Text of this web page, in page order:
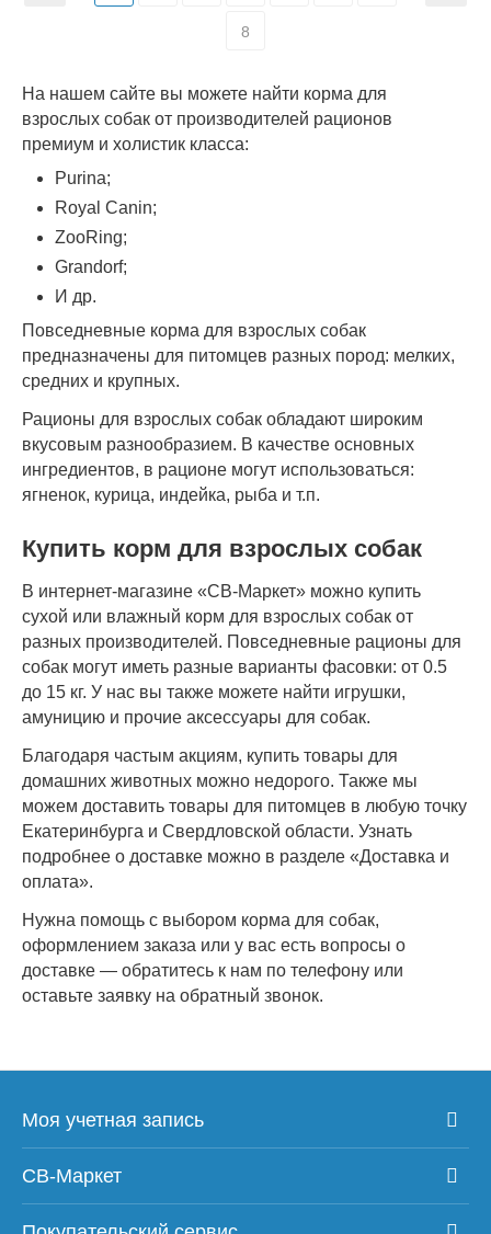
На нашем сайте вы можете найти корма для
взрослых собак от производителей рационов
премиум и холистик класса:
Purina;
Royal Canin;
ZooRing;
Grandorf;
И др.
Повседневные корма для взрослых собак
предназначены для питомцев разных пород: мелких,
средних и крупных.
Рационы для взрослых собак обладают широким
вкусовым разнообразием. В качестве основных
ингредиентов, в рационе могут использоваться:
ягненок, курица, индейка, рыба и т.п.
Купить корм для взрослых собак
В интернет-магазине «СВ-Маркет» можно купить
сухой или влажный корм для взрослых собак от
разных производителей. Повседневные рационы для
собак могут иметь разные варианты фасовки: от 0.5
до 15 кг. У нас вы также можете найти игрушки,
амуницию и прочие аксессуары для собак.
Благодаря частым акциям, купить товары для
домашних животных можно недорого. Также мы
можем доставить товары для питомцев в любую точку
Екатеринбурга и Свердловской области. Узнать
подробнее о доставке можно в разделе «Доставка и
оплата».
Нужна помощь с выбором корма для собак,
оформлением заказа или у вас есть вопросы о
доставке — обратитесь к нам по телефону или
оставьте заявку на обратный звонок.
8
Моя учетная запись
СВ-Маркет